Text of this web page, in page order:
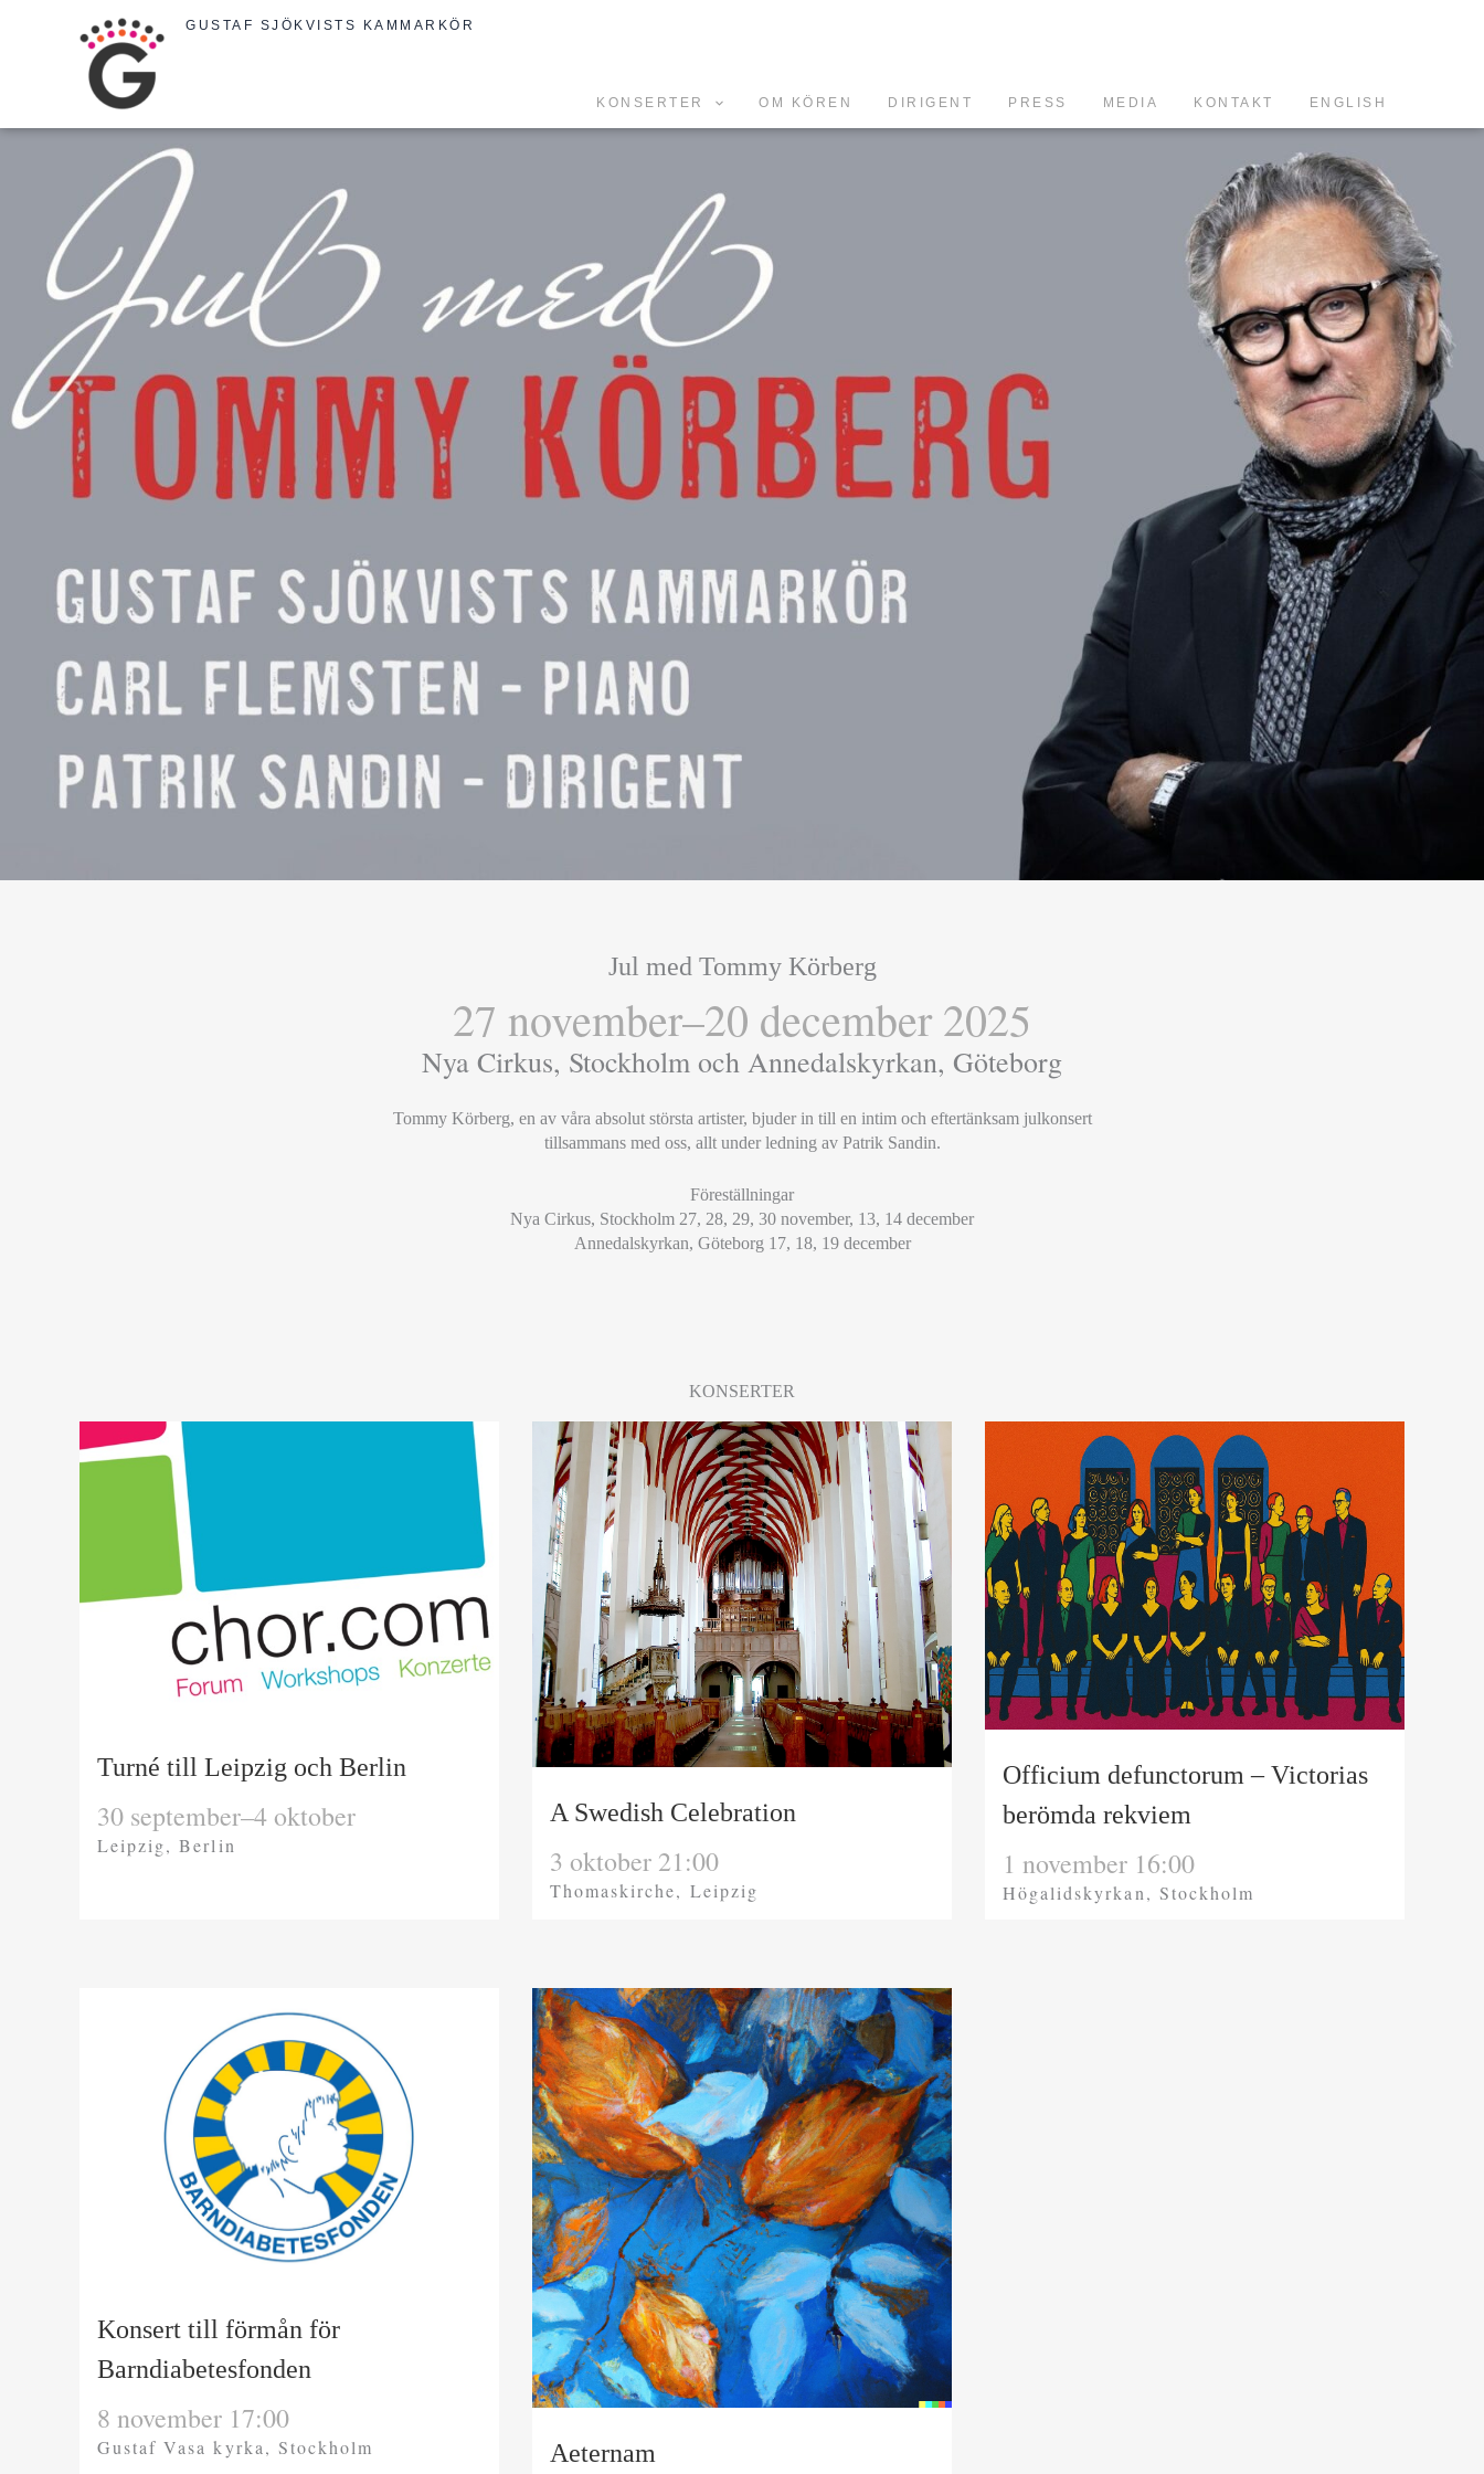
GUSTAF SJÖKVISTS KAMMARKÖR
KONSERTER OM KÖREN DIRIGENT PRESS MEDIA KONTAKT ENGLISH
Jul med Tommy Körberg
27 november–20 december 2025
Nya Cirkus, Stockholm och Annedalskyrkan, Göteborg
Tommy Körberg, en av våra absolut största artister, bjuder in till en intim och eftertänksam julkonsert
tillsammans med oss, allt under ledning av Patrik Sandin.
Föreställningar
Nya Cirkus, Stockholm 27, 28, 29, 30 november, 13, 14 december
Annedalskyrkan, Göteborg 17, 18, 19 december
KONSERTER
Turné till Leipzig och Berlin
30 september–4 oktober
Leipzig, Berlin
A Swedish Celebration
3 oktober 21:00
Thomaskirche, Leipzig
Officium defunctorum – Victorias
berömda rekviem
1 november 16:00
Högalidskyrkan, Stockholm
Konsert till förmån för
Barndiabetesfonden
8 november 17:00
Gustaf Vasa kyrka, Stockholm Aeternam